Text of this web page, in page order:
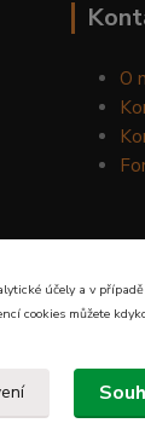
O
účely a v
cookies můžete